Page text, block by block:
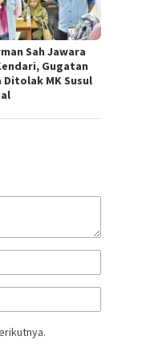
Sah Jawara
Gugatan
Ditolak MK Susul